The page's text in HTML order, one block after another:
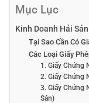
Mục Lục
Kinh Doanh Hải
Tại Sao Cần Có
Các Loại Giấy
1. Giấy Chứng
2. Giấy Chứng
3. Giấy Chứng
Sản)